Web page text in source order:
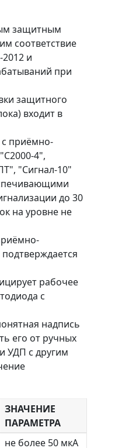
защитным
соответствие
и
при
защитного
входит в
приёмно-
4",
"Сигнал-10"
до 30
на уровне не
рабочее
с
надпись
его от ручных
УДП с другим
ЗНАЧЕНИЕ
ПАРАМЕТРА
не более 50 мкА